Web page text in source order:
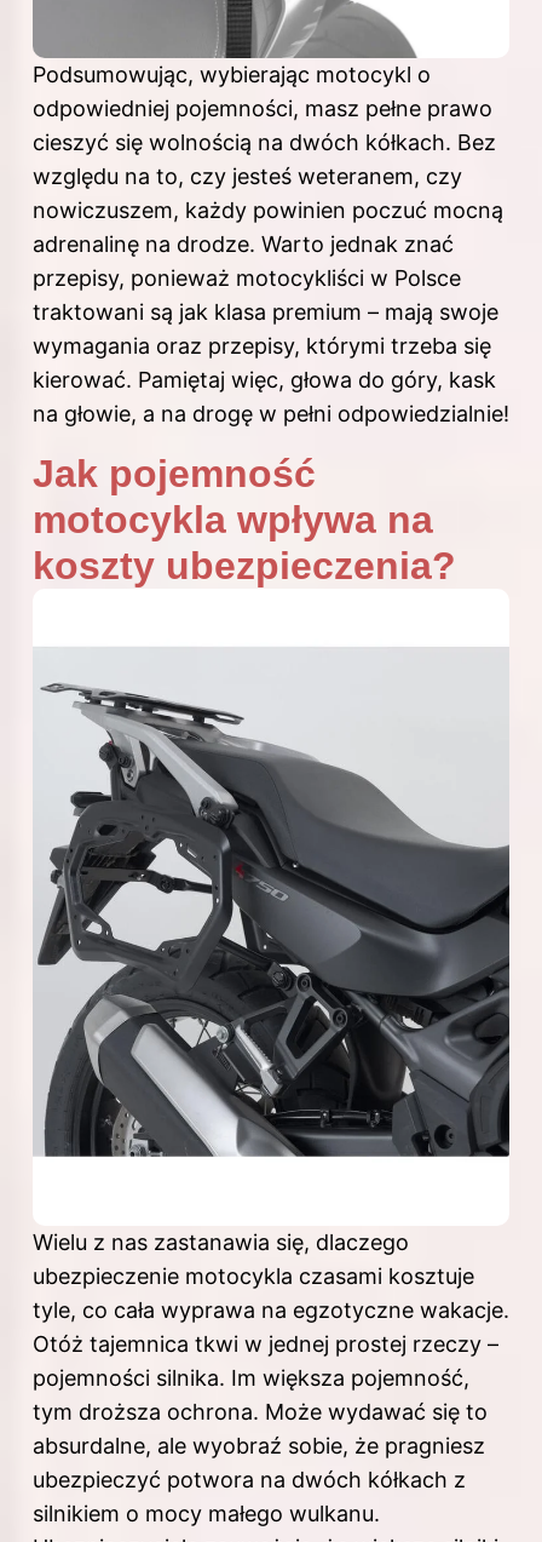
Podsumowując, wybierając motocykl o
odpowiedniej pojemności, masz pełne prawo
cieszyć się wolnością na dwóch kółkach. Bez
względu na to, czy jesteś weteranem, czy
nowiczuszem, każdy powinien poczuć mocną
adrenalinę na drodze. Warto jednak znać
przepisy, ponieważ motocykliści w Polsce
traktowani są jak klasa premium – mają swoje
wymagania oraz przepisy, którymi trzeba się
kierować. Pamiętaj więc, głowa do góry, kask
na głowie, a na drogę w pełni odpowiedzialnie!
Jak pojemność
motocykla wpływa na
koszty ubezpieczenia?
Wielu z nas zastanawia się, dlaczego
ubezpieczenie motocykla czasami kosztuje
tyle, co cała wyprawa na egzotyczne wakacje.
Otóż tajemnica tkwi w jednej prostej rzeczy –
pojemności silnika. Im większa pojemność,
tym droższa ochrona. Może wydawać się to
absurdalne, ale wyobraź sobie, że pragniesz
ubezpieczyć potwora na dwóch kółkach z
silnikiem o mocy małego wulkanu.